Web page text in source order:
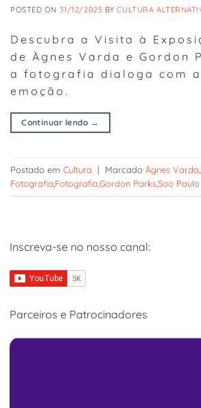
POSTED ON 31/12/2025 BYCULTURA
Descubra a Visita à
de Àgnes Varda e Gordon
a fotografia dialoga com
emoção.
Continuar lendo →
Postado em Cultura | Marcado Àgnes Varda
Fotografia FotografiaGordon ParksSao Paulo
Inscreva-se no nosso canal:
Parceiros e Patrocinadores